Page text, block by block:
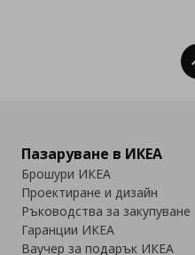
Пазаруване в ИКЕА
Брошури ИКЕА
Проектиране и дизайн
Ръководства за закупуване
Гаранции ИКЕА
Ваучер за подарък ИКЕА